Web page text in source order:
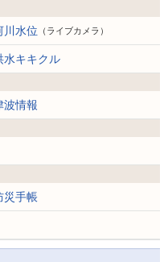
川水位 （ライブカメラ）
水キキクル
波情報
災手帳